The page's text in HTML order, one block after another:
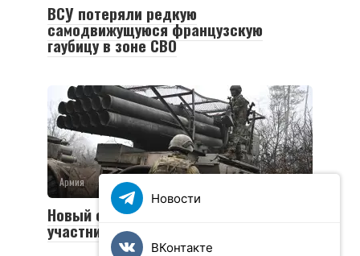
ВСУ потеряли редкую
самодвижущуюся французскую
гаубицу в зоне СВО
Армия
Новый социальный контракт для
участников СВО
Новости
ВКонтакте